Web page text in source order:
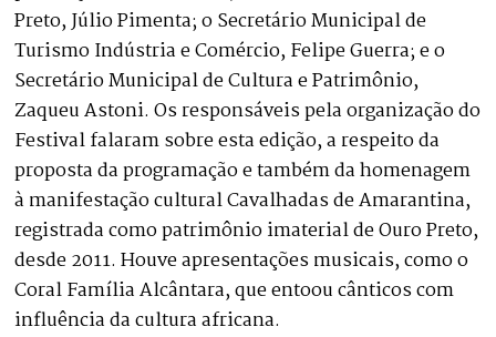
Preto, Júlio Pimenta; o Secretário Municipal de
Turismo Indústria e Comércio, Felipe Guerra; e o
Secretário Municipal de Cultura e Patrimônio,
Zaqueu Astoni. Os responsáveis pela organização do
Festival falaram sobre esta edição, a respeito da
proposta da programação e também da homenagem
à manifestação cultural Cavalhadas de Amarantina,
registrada como patrimônio imaterial de Ouro Preto,
desde 2011. Houve apresentações musicais, como o
Coral Família Alcântara, que entoou cânticos com
influência da cultura africana.